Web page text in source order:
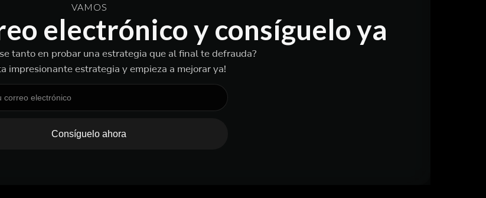
VAMOS
electrónico y consíguelo ya
tanto en probar una estrategia que al final te defrauda?
impresionante estrategia y empieza a mejorar ya!
Consíguelo ahora